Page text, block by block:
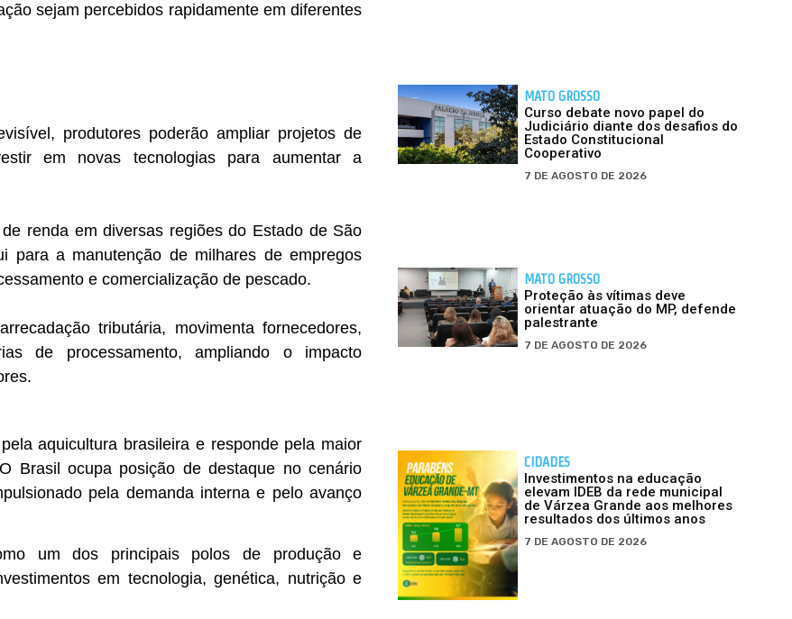
sejam percebidos rapidamente em diferentes
produtores poderão ampliar projetos de
em novas tecnologias para aumentar a
renda em diversas regiões do Estado de São
para a manutenção de milhares de empregos
e comercialização de pescado.
tributária, movimenta fornecedores,
de processamento, ampliando o impacto
aquicultura brasileira e responde pela maior
Brasil ocupa posição de destaque no cenário
pela demanda interna e pelo avanço
um dos principais polos de produção e
em tecnologia, genética, nutrição e
MATO GROSSO
Curso debate novo papel do
Judiciário diante dos desafios do
Estado Constitucional
Cooperativo
7 DE AGOSTO DE 2026
MATO GROSSO
Proteção às vítimas deve
orientar atuação do MP, defende
palestrante
7 DE AGOSTO DE 2026
CIDADES
Investimentos na educação
elevam IDEB da rede municipal
de Várzea Grande aos melhores
resultados dos últimos anos
7 DE AGOSTO DE 2026